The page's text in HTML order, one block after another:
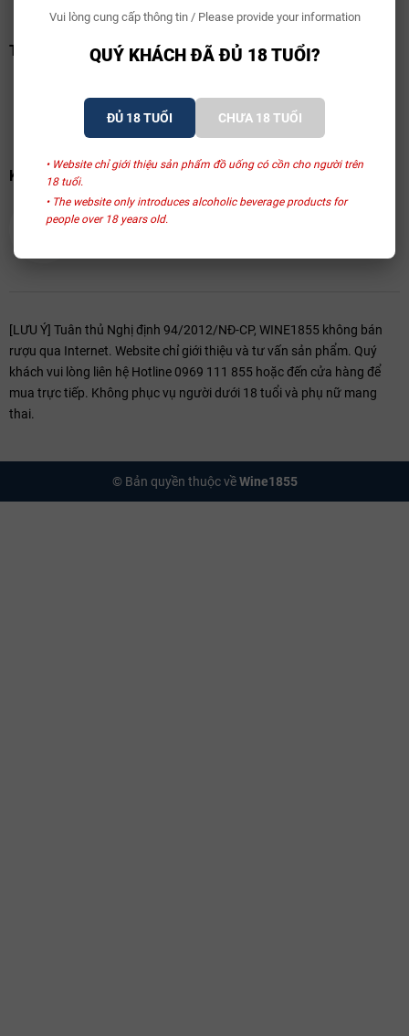
Vui lòng cung cấp thông tin / Please provide your information
QUÝ KHÁCH ĐÃ ĐỦ 18 TUỔI?
ĐỦ 18 TUỔI CHƯA 18 TUỔI
• Website chỉ giới thiệu sản phẩm đồ uống có cồn cho người trên
18 tuổi.
• The website only introduces alcoholic beverage products for
people over 18 years old.
TRANG VÀNG VIỆT NAM
KHAI BÁO BỘ CỘNG THƯƠNG
[LƯU Ý] Tuân thủ Nghị định 94/2012/NĐ-CP, WINE1855 không bán
rượu qua Internet. Website chỉ giới thiệu và tư vấn sản phẩm. Quý
khách vui lòng liên hệ Hotline 0969 111 855 hoặc đến cửa hàng để
mua trực tiếp. Không phục vụ người dưới 18 tuổi và phụ nữ mang
thai.
© Bản quyền thuộc vềWine1855